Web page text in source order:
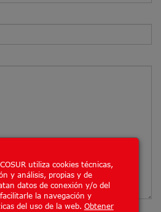
utiliza cookies técnicas,
y análisis, propias y de
datos de conexión y/o del
la navegación y
del uso de la web. Obtener